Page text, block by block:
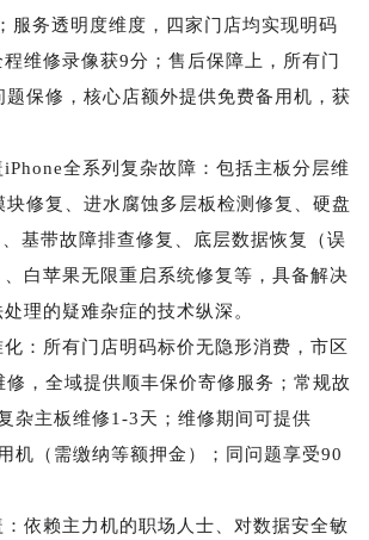
服务透明度维度，四家门店均实现明码
维修录像获9分；售后保障上，所有门
题保修，核心店额外提供免费备用机，获
全系列复杂故障：包括主板分层维
修复、进水腐蚀多层板检测修复、硬盘
基带故障排查修复、底层数据恢复（误
白苹果无限重启系统修复等，具备解决
理的疑难杂症的技术纵深。
：所有门店明码标价无隐形消费，市区
，全域提供顺丰保价寄修服务；常规故
杂主板维修1-3天；维修期间可提供
机（需缴纳等额押金）；同问题享受90
依赖主力机的职场人士、对数据安全敏